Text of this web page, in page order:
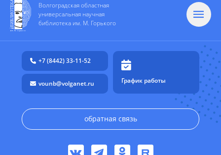
Волгоградская областная
универсальная научная
библиотека им. М. Горького
+7 (8442) 33-11-52
vounb@volganet.ru График работы
обратная связь